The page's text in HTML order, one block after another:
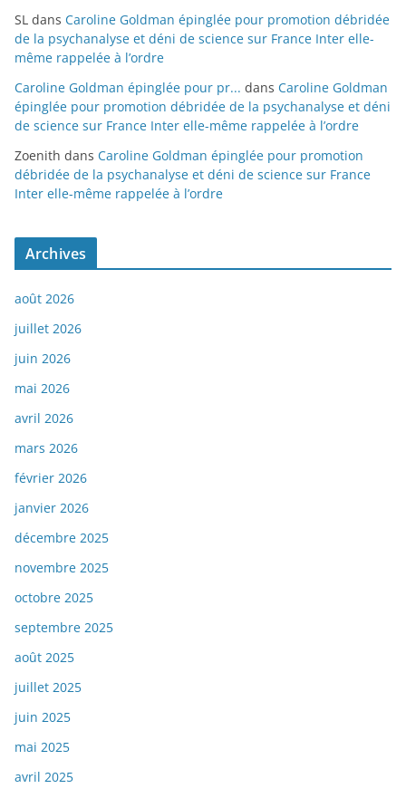
SL dans Caroline Goldman épinglée pour promotion débridée
de la psychanalyse et déni de science sur France Inter elle-
même rappelée à l’ordre
Caroline Goldman épinglée pour pr... dans Caroline Goldman
épinglée pour promotion débridée de la psychanalyse et déni
de science sur France Inter elle-même rappelée à l’ordre
Zoenith dans Caroline Goldman épinglée pour promotion
débridée de la psychanalyse et déni de science sur France
Inter elle-même rappelée à l’ordre
Archives
août 2026
juillet 2026
juin 2026
mai 2026
avril 2026
mars 2026
février 2026
janvier 2026
décembre 2025
novembre 2025
octobre 2025
septembre 2025
août 2025
juillet 2025
juin 2025
mai 2025
avril 2025